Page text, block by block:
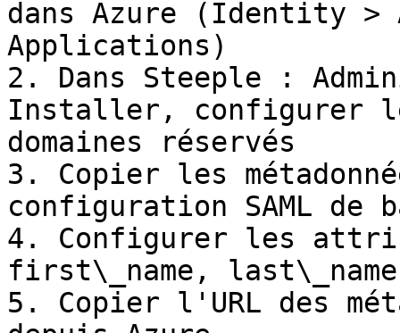
dans Azure (Identity >
Applications)
2. Dans Steeple :
Installer, configurer le
domaines réservés
3. Copier les
configuration SAML de
4. Configurer les
first\_name,
5. Copier l'URL des